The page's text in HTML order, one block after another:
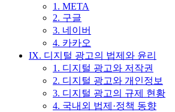
1. META
2. 구글
3. 네이버
4. 카카오
IX. 디지털 광고의 법제와 윤리
1. 디지털 광고와 저작권
2. 디지털 광고와 개인정보
3. 디지털 광고의 규제 현황
4. 국내외 법제·정책 동향